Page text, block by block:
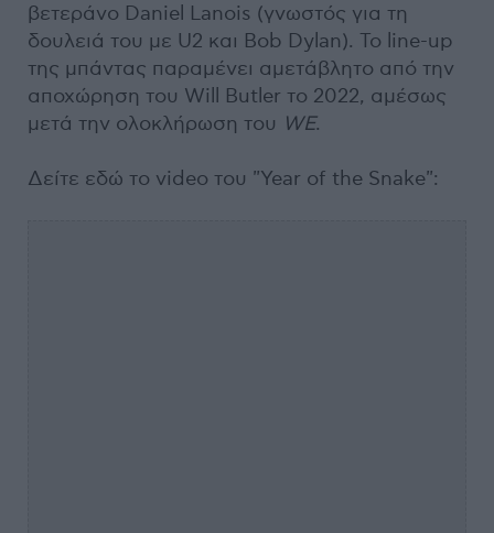
βετεράνο Daniel Lanois (γνωστός για τη
δουλειά του με U2 και Bob Dylan). Το line-up
της μπάντας παραμένει αμετάβλητο από την
αποχώρηση του Will Butler το 2022, αμέσως
μετά την ολοκλήρωση του WE.
Δείτε εδώ το video του "Year of the Snake":